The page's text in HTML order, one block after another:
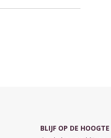
BLIJF OP DE HOOGTE